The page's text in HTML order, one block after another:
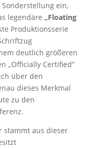
ein,
legendäre „Floating
Produktionsserie
deutlich größeren
„Officially Certified“
über den
dieses Merkmal
zu den
stammt aus dieser